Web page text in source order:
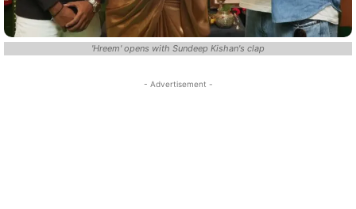
'Hreem' opens with Sundeep Kishan's clap
- Advertisement -